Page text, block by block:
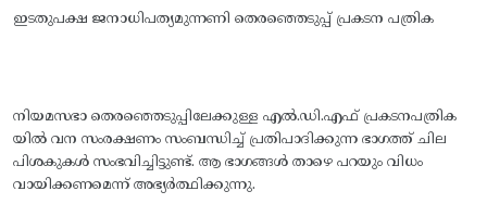
ഇടതുപക്ഷ ജനാധിപത്യമുന്നണി തെരഞ്ഞെടുപ്പ് പ്രകടന പത്രിക
നിയമസഭാ തെരഞ്ഞെടുപ്പിലേക്കുള്ള എല്‍.ഡി.എഫ്‌ പ്രകടനപത്രിക
യില്‍ വന സംരക്ഷണം സംബന്ധിച്ച്‌ പ്രതിപാദിക്കുന്ന ഭാഗത്ത്‌ ചില
പിശകുകള്‍ സംഭവിച്ചിട്ടുണ്ട്‌. ആ ഭാഗങ്ങള്‍ താഴെ പറയും വിധം
വായിക്കണമെന്ന്‌ അഭ്യര്‍ത്ഥിക്കുന്നു.